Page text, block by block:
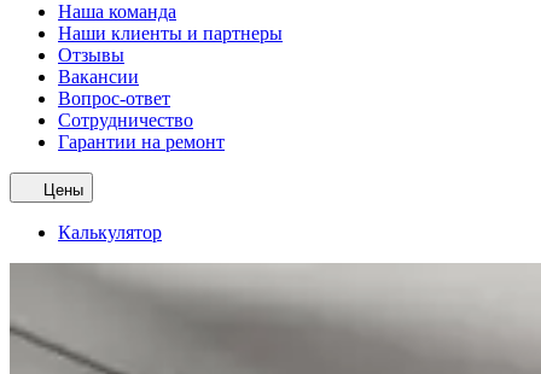
Наша команда
Наши клиенты и партнеры
Отзывы
Вакансии
Вопрос-ответ
Сотрудничество
Гарантии на ремонт
Цены
Калькулятор